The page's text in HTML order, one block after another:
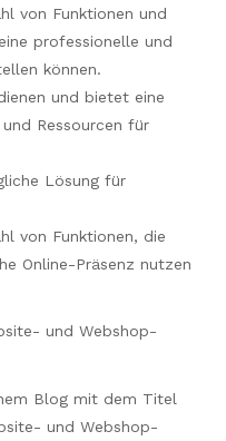
von Funktionen und
professionelle und
können.
und bietet eine
Ressourcen für
Lösung für
von Funktionen, die
Online-Präsenz nutzen
und Webshop-
Blog mit dem Titel
und Webshop-